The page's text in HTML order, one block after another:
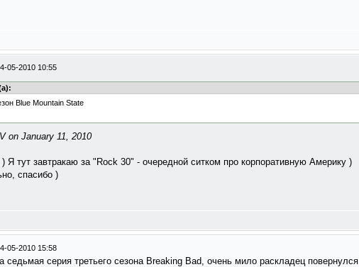
05-2010 10:55
Blue Mountain State
on January 11, 2010
Я тут завтракаю за "Rock 30" - очередной ситком про корпоративную Америку )
спасибо )
05-2010 15:58
серия третьего сезона Breaking Bad, очень мило раскладец повернулся